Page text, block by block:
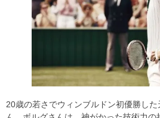
20歳の若さでウィンブルドン初優勝し